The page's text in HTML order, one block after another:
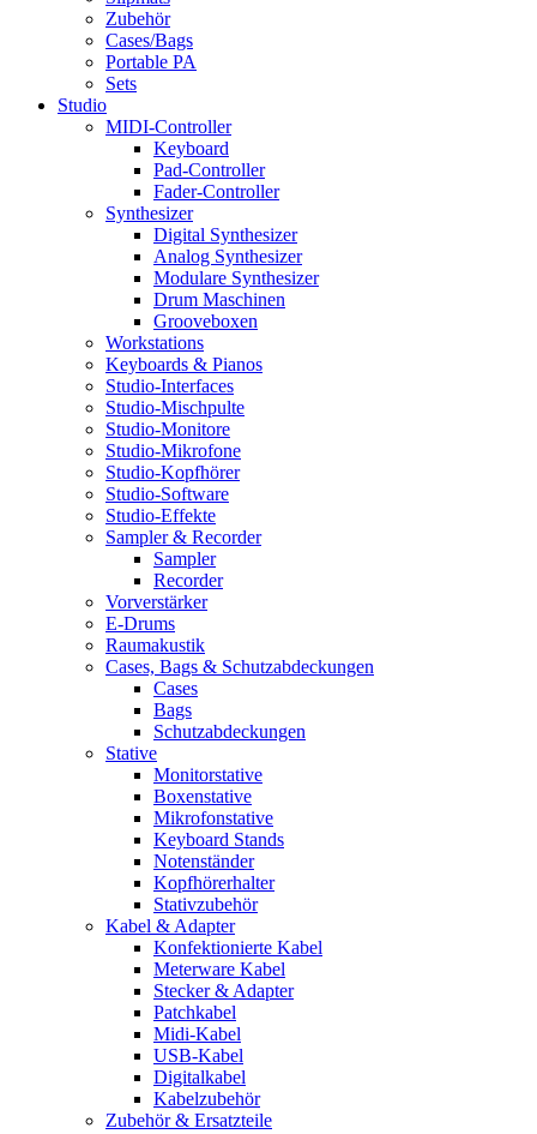
Zubehör
Cases/Bags
Portable PA
Sets
Studio
MIDI-Controller
Keyboard
Pad-Controller
Fader-Controller
Synthesizer
Digital Synthesizer
Analog Synthesizer
Modulare Synthesizer
Drum Maschinen
Grooveboxen
Workstations
Keyboards & Pianos
Studio-Interfaces
Studio-Mischpulte
Studio-Monitore
Studio-Mikrofone
Studio-Kopfhörer
Studio-Software
Studio-Effekte
Sampler & Recorder
Sampler
Recorder
Vorverstärker
E-Drums
Raumakustik
Cases, Bags & Schutzabdeckungen
Cases
Bags
Schutzabdeckungen
Stative
Monitorstative
Boxenstative
Mikrofonstative
Keyboard Stands
Notenständer
Kopfhörerhalter
Stativzubehör
Kabel & Adapter
Konfektionierte Kabel
Meterware Kabel
Stecker & Adapter
Patchkabel
Midi-Kabel
USB-Kabel
Digitalkabel
Kabelzubehör
Zubehör & Ersatzteile